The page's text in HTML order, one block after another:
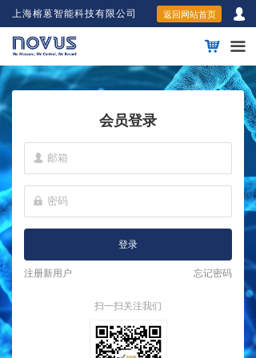
返回网站首页 넙
上海榕蒽智能科技有限公司
끀
낙
넙
넱
登录
注册新用户 忘记密码
会员登录
扫一扫关注我们